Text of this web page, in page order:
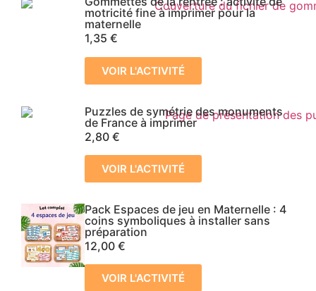
motricité fine à imprimer pour la
maternelle
1,35 €
VOIR L'ACTIVITÉ
Puzzles de symétrie des monuments
de France à imprimer
2,80 €
VOIR L'ACTIVITÉ
Pack Espaces de jeu en Maternelle : 4
coins symboliques à installer sans
préparation
12,00 €
VOIR L'ACTIVITÉ